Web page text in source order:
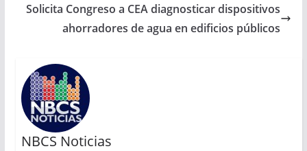
Solicita Congreso a CEA diagnosticar dispositivos
ahorradores de agua en edificios públicos
NBCS Noticias